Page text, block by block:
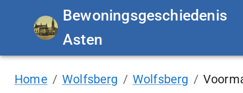
Bewoningsgeschiedenis
Asten
Home / Wolfsberg / Wolfsberg /